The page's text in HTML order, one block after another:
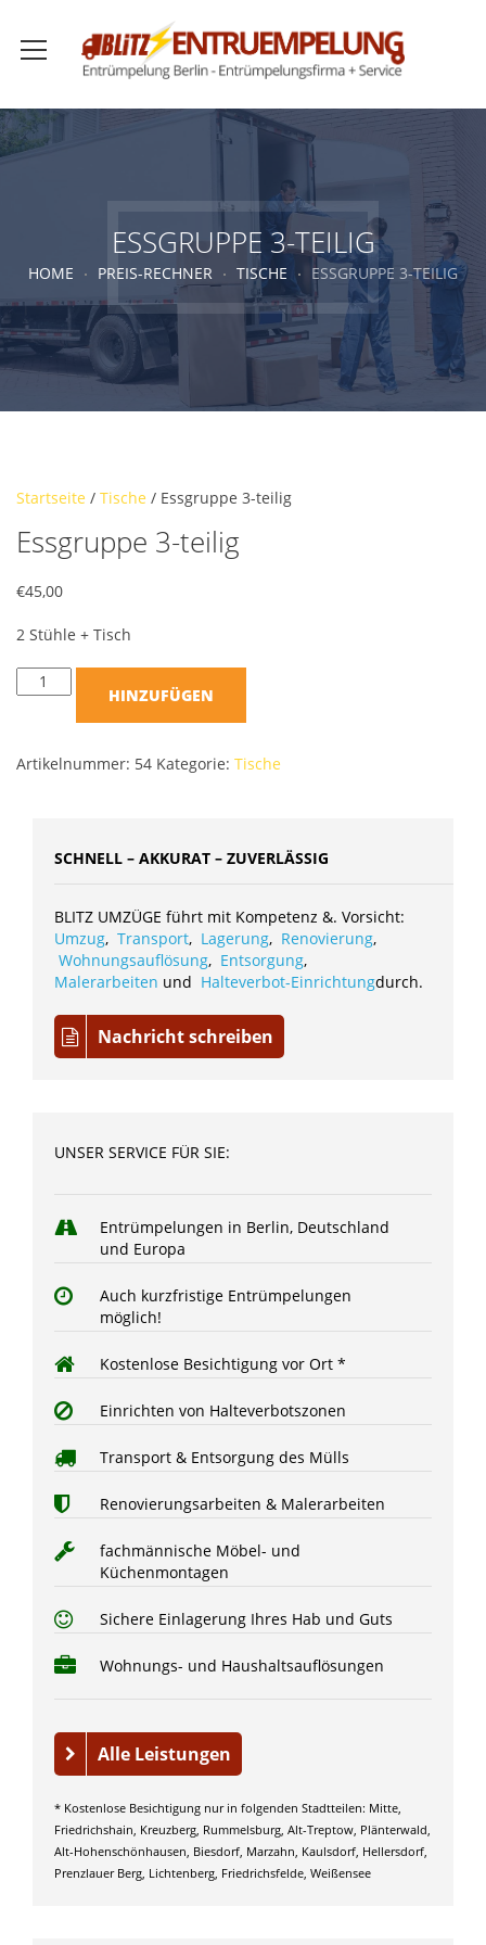
ESSGRUPPE 3-TEILIG
HOME PREIS-RECHNER TISCHE ESSGRUPPE 3-TEILIG
Startseite / Tische / Essgruppe 3-teilig
Essgruppe 3-teilig
€45,00
2 Stühle + Tisch
HINZUFÜGEN
Artikelnummer: 54 Kategorie: Tische
SCHNELL – AKKURAT – ZUVERLÄSSIG
BLITZ UMZÜGE führt mit Kompetenz &. Vorsicht:
Umzug, Transport, Lagerung, Renovierung,
Wohnungsauflösung, Entsorgung,
Malerarbeiten und Halteverbot-Einrichtungdurch.
Nachricht schreiben
UNSER SERVICE FÜR SIE:
Entrümpelungen in Berlin, Deutschland
und Europa
Auch kurzfristige Entrümpelungen
möglich!
Kostenlose Besichtigung vor Ort *
Einrichten von Halteverbotszonen
Transport & Entsorgung des Mülls
Renovierungsarbeiten & Malerarbeiten
fachmännische Möbel- und
Küchenmontagen
Sichere Einlagerung Ihres Hab und Guts
Wohnungs- und Haushaltsauflösungen
Alle Leistungen
* Kostenlose Besichtigung nur in folgenden Stadtteilen: Mitte,
Friedrichshain, Kreuzberg, Rummelsburg, Alt-Treptow, Plänterwald,
Alt-Hohenschönhausen, Biesdorf, Marzahn, Kaulsdorf, Hellersdorf,
Prenzlauer Berg, Lichtenberg, Friedrichsfelde, Weißensee